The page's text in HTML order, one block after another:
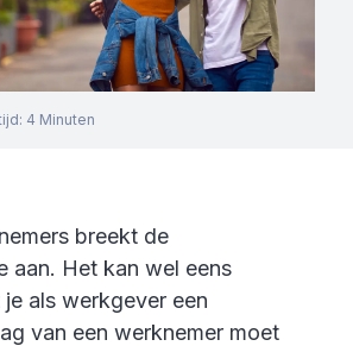
: 4 Minuten
breekt de
aan. Het kan wel eens
als werkgever een
van een werknemer moet